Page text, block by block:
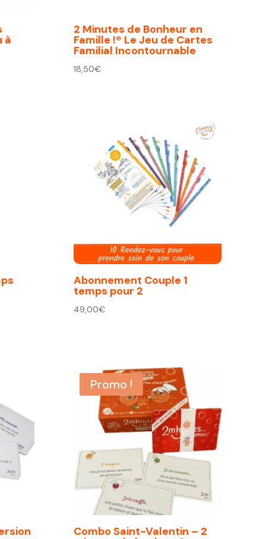
à
2 Minutes de Bonheur en
Famille !® Le Jeu de Cartes
Familial Incontournable
18,50€
Abonnement Couple 1
temps pour 2
49,00€
Promo !
Combo Saint-Valentin – 2